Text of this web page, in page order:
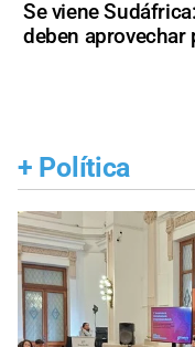
Se viene
deben aprovechar
+ Política